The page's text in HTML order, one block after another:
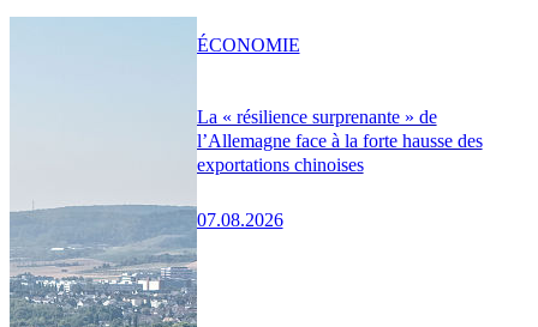
La « résilience surprenante » de
l’Allemagne face à la forte hausse des
exportations chinoises
07.08.2026
ÉCONOMIE